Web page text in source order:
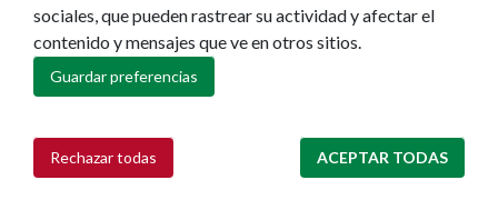
Asociaciones
Cultura
Discapacidad
Diversidad cultural
Mayores
sociales, que pueden rastrear su actividad y afectar el
contenido y mensajes que ve en otros sitios.
Guardar preferencias
Rechazar todas ACEPTAR TODAS
Retirar consentimiento